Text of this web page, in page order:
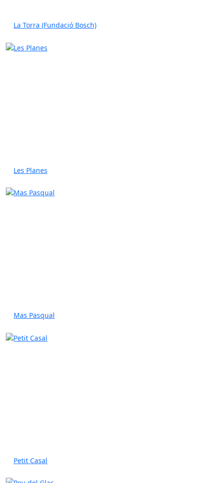
La Torra (Fundació Bosch)
Les Planes
Mas Pasqual
Petit Casal